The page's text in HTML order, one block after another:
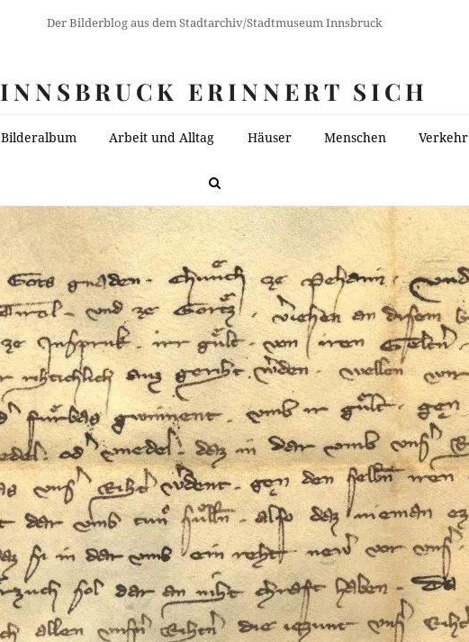
Der Bilderblog aus dem Stadtarchiv/Stadtmuseum Innsbruck
INNSBRUCK ERINNERT SICH
Bilderalbum Arbeit und Alltag Häuser Menschen Verkehr